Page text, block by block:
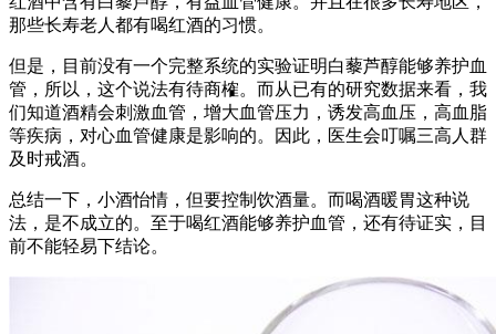
那些长寿老人都有喝红酒的习惯。
但是，目前没有一个完整系统的实验证明白藜芦醇能够养护血
管，所以，这个说法有待商榷。而从已有的研究数据来看，我
们知道酒精会刺激血管，增大血管压力，诱发高血压，高血脂
等疾病，对心血管健康是影响的。因此，医生会叮嘱三高人群
及时戒酒。
总结一下，小酒怡情，但要控制饮酒量。而喝酒暖胃这种说
法，是不成立的。至于喝红酒能够养护血管，还有待证实，目
前不能轻易下结论。